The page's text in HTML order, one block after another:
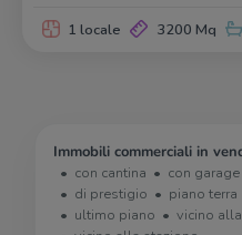
1 locale 3200 Mq
Immobili commerciali in
con cantina
con garage
di prestigio
piano terra
ultimo piano
vicino